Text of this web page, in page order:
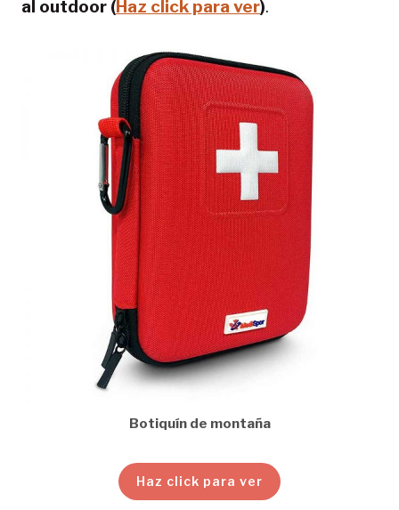
al outdoor (Haz click para ver).
Botiquín de montaña
Haz click para ver